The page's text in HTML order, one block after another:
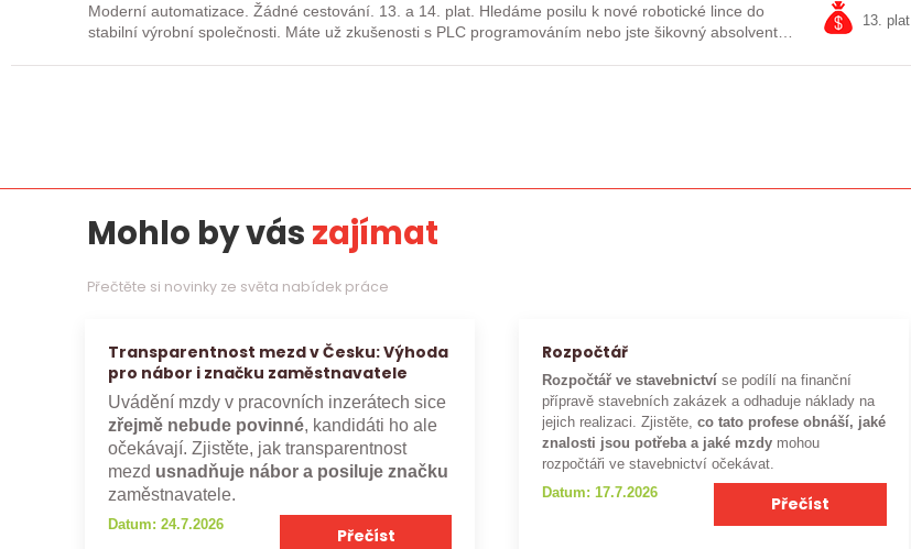
Moderní automatizace. Žádné cestování. 13. a 14. plat. Hledáme posilu k nové robotické lince do
stabilní výrobní společnosti. Máte už zkušenosti s PLC programováním nebo jste šikovný absolvent…
13. plat
Mohlo by vászajímat
Přečtěte si novinky ze světa nabídek práce
Transparentnost mezd v Česku: Výhoda
pro nábor i značku zaměstnavatele
Uvádění mzdy v pracovních inzerátech sice
zřejmě nebude povinné, kandidáti ho ale
očekávají. Zjistěte, jak transparentnost
mezd usnadňuje nábor a posiluje značku
zaměstnavatele.
Datum: 24.7.2026
Přečíst
Rozpočtář
Rozpočtář ve stavebnictví se podílí na finanční
přípravě stavebních zakázek a odhaduje náklady na
jejich realizaci. Zjistěte,co tato profese obnáší, jaké
znalosti jsou potřeba a jaké mzdy mohou
rozpočtáři ve stavebnictví očekávat.
Datum: 17.7.2026
Přečíst